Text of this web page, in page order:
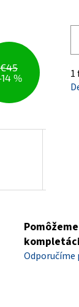
€45
%
1
Odporučíme